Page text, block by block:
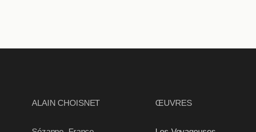
ALAIN CHOISNET ŒUVRES